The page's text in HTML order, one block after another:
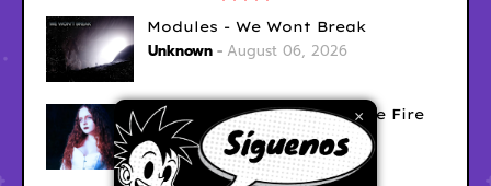
×
Modules - We Wont Break
Unknown August 06, 2026
Sara Diana - Her Hair's Like Fire
Ely August 05, 2026